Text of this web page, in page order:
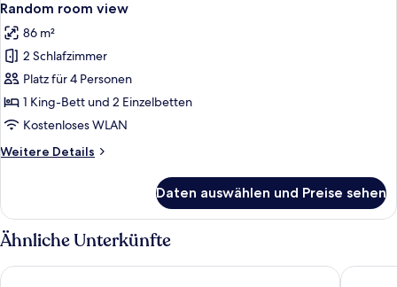
access
for
4)
für
Prestige
Suite(2
bed
room)
-
Club
access
included,
Random
room
view
Random room view
86 m²
2 Schlafzimmer
Platz für 4 Personen
1 King-Bett und 2 Einzelbetten
Kostenloses WLAN
Weitere Details
Weitere
Suite(2
bed
room)
Club
Daten auswählen und Preise sehen
Ähnliche Unterkünfte
Lotte Hotel Jeju The